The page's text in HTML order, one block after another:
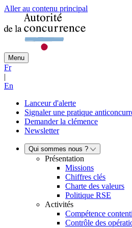
Aller au contenu principal
Menu
Fr
|
En
Lanceur d'alerte
Signaler une pratique
Demander la clémence
Newsletter
Qui sommes nous ?
Présentation
Missions
Chiffres clés
Charte des valeurs
Politique RSE
Activités
Compétence
Contrôle des